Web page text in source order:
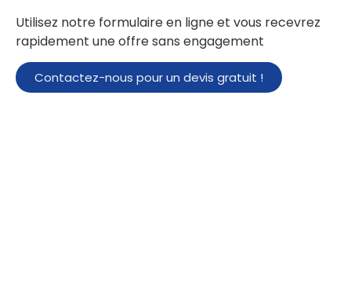
Utilisez notre formulaire en ligne et vous recevrez
rapidement une offre sans engagement
Contactez-nous pour un devis gratuit !